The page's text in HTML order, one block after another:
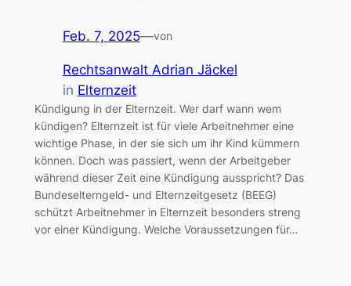
Feb. 7, 2025—von
Rechtsanwalt Adrian Jäckel
in Elternzeit
Kündigung in der Elternzeit. Wer darf wann wem
kündigen? Elternzeit ist für viele Arbeitnehmer eine
wichtige Phase, in der sie sich um ihr Kind kümmern
können. Doch was passiert, wenn der Arbeitgeber
während dieser Zeit eine Kündigung ausspricht? Das
Bundeselterngeld- und Elternzeitgesetz (BEEG)
schützt Arbeitnehmer in Elternzeit besonders streng
vor einer Kündigung. Welche Voraussetzungen für…